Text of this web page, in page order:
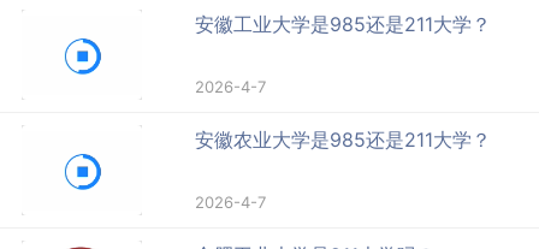
安徽工业大学是985还是211大学？
2026-4-7
安徽农业大学是985还是211大学？
2026-4-7